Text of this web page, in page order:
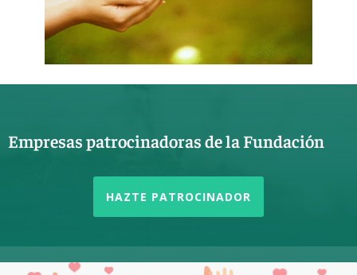
Empresas patrocinadoras de la Fundación
HAZTE PATROCINADOR